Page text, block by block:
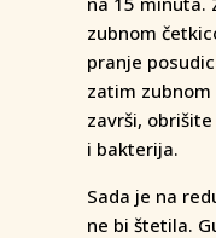
zubnom
pranje
zatim
završi,
i bakterija.
Sada je na
ne bi štetila.